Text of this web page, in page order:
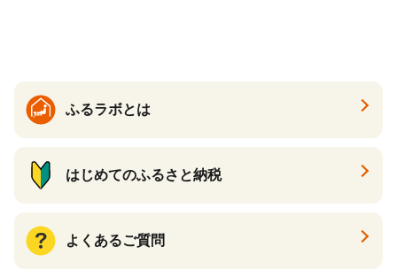
ふるラボとは
はじめてのふるさと納税
よくあるご質問